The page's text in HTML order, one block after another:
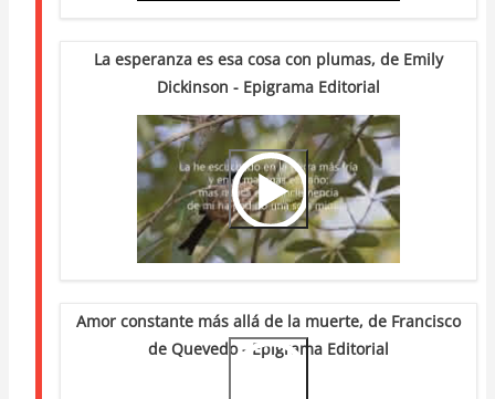
La esperanza es esa cosa con plumas, de Emily
Dickinson - Epigrama Editorial
Video
Url
Amor constante más allá de la muerte, de Francisco
de Quevedo - Epigrama Editorial